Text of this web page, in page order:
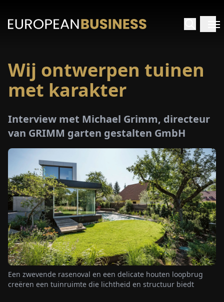
OVER
Wij ontwerpen tuinen
met karakter
Interview met Michael Grimm, directeur
van GRIMM garten gestalten GmbH
Een zwevende rasenoval en een delicate houten loopbrug
creëren een tuinruimte die lichtheid en structuur biedt